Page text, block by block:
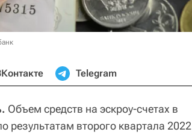
Telegram
Объем средств на эскроу-счетах в
результатам второго квартала 2022